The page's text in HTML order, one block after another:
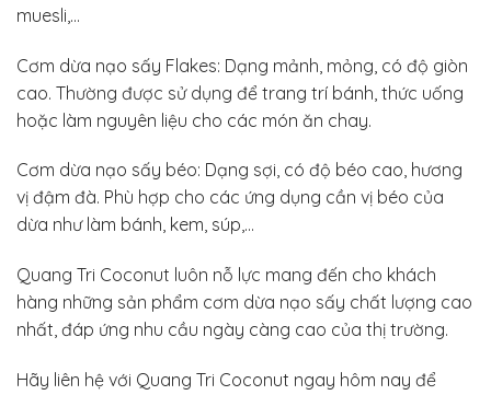
muesli,…
Cơm dừa nạo sấy Flakes: Dạng mảnh, mỏng, có độ giòn
cao. Thường được sử dụng để trang trí bánh, thức uống
hoặc làm nguyên liệu cho các món ăn chay.
Cơm dừa nạo sấy béo: Dạng sợi, có độ béo cao, hương
vị đậm đà. Phù hợp cho các ứng dụng cần vị béo của
dừa như làm bánh, kem, súp,…
Quang Tri Coconut luôn nỗ lực mang đến cho khách
hàng những sản phẩm cơm dừa nạo sấy chất lượng cao
nhất, đáp ứng nhu cầu ngày càng cao của thị trường.
Hãy liên hệ với Quang Tri Coconut ngay hôm nay để